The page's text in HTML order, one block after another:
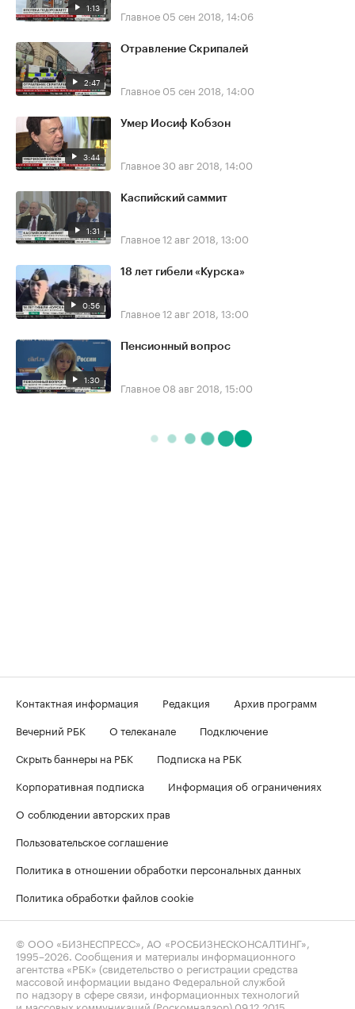
1:13 Главное 05 сен 2018, 14:06
2:47
Отравление Скрипалей
Главное 05 сен 2018, 14:00
3:44
Умер Иосиф Кобзон
Главное30 авг 2018, 14:00
1:31
Каспийский саммит
Главное12 авг 2018, 13:00
0:56
18 лет гибели «Курска»
Главное12 авг 2018, 13:00
1:30
Пенсионный вопрос
Главное 08 авг 2018, 15:00
Контактная информация Редакция
Архив программ
Вечерний РБК
О телеканале
Подключение
Скрыть баннеры на РБК
Подписка на РБК
Корпоративная подписка
Информация об ограничениях
О соблюдении авторских прав
Пользовательское соглашение
Политика в отношении обработки персональных данных
Политика обработки файлов cookie
© ООО «БИЗНЕСПРЕСС», АО «РОСБИЗНЕСКОНСАЛТИНГ»,
1995–2026 . Сообщения и материалы информационного
агентства «РБК» (свидетельство о регистрации средства
массовой информации выдано Федеральной службой
по надзору в сфере связи, информационных технологий
и массовых коммуникаций (Роскомнадзор) 09.12.2015